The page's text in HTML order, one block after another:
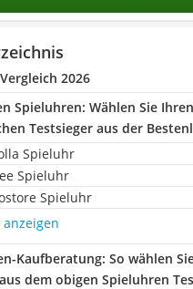
2026
Spieluhren: Wählen Sie Ihren
Testsieger aus der
Spieluhr
Spieluhr
Spieluhr
Kaufberatung: So wählen
dem obigen Spieluhren